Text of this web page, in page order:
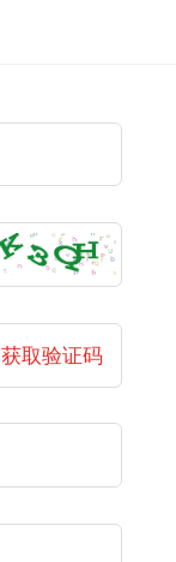
获取验证码